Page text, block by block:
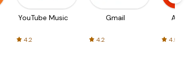
YouTube Music
4.2
Gmail
4.2 4.5